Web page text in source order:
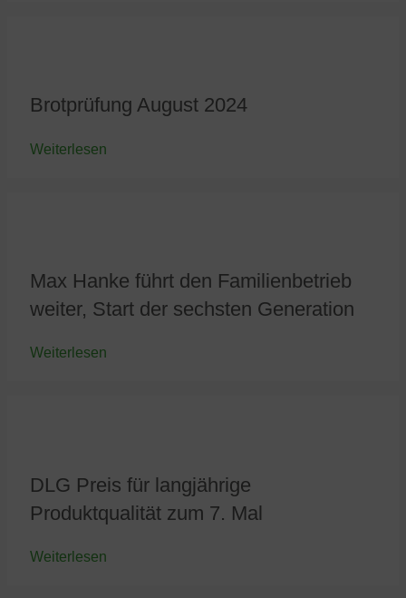
Brotprüfung August 2024
Weiterlesen
Max Hanke führt den Familienbetrieb
weiter, Start der sechsten Generation
Weiterlesen
DLG Preis für langjährige
Produktqualität zum 7. Mal
Weiterlesen